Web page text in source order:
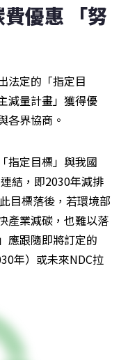
優惠 「努
法定的「指定目
減量計畫」獲得優
各界協商。
指定目標」與我國
結，即2030年減排
目標落後，若環境部
產業減碳，也難以落
應跟隨即將訂定的
年）或未來NDC拉